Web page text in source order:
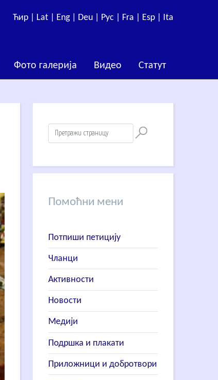
Ћир | Lat | Eng | Deu | Рус | Fra | Esp | Ita
Фото галерија Видео Статут
Помоћни мени
Потпиши петицију
Чланци
Активности
Новости
Медији
Подршка и плакати
Приложници и добротвори